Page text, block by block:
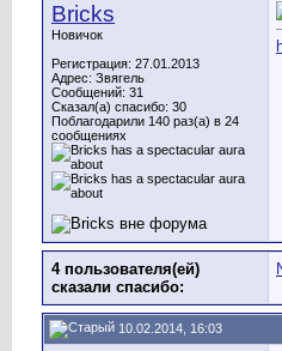
Bricks
Новичок
Регистрация: 27.01.2013
Адрес: Звягель
Сообщений: 31
Сказал(а) спасибо: 30
Поблагодарили 140 раз(а) в 24
сообщениях
4 пользователя(ей)
сказали cпасибо:
10.02.2014, 16:03